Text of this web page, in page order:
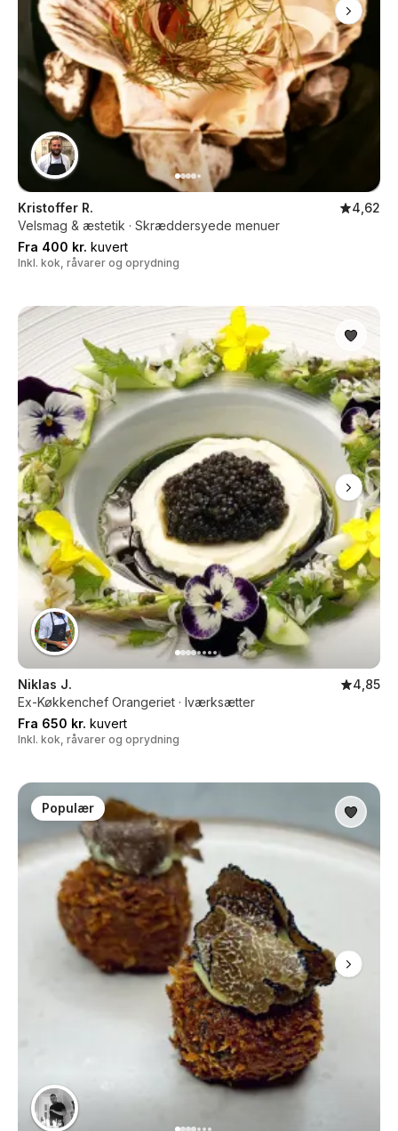
Kristoffer R.
4,62
Velsmag & æstetik · Skræddersyede menuer
Fra 400 kr. kuvert
Inkl. kok, råvarer og oprydning
Niklas J.
4,85
Ex-Køkkenchef Orangeriet · Iværksætter
Fra 650 kr. kuvert
Inkl. kok, råvarer og oprydning
Populær